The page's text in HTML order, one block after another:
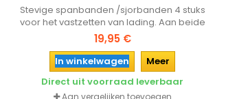
Stevige spanbanden /sjorbanden 4 stuks
voor het vastzetten van lading. Aan beide
kanten voorzien van een haak en ratel.
19,95 €
In winkelwagen
Meer
Direct uit voorraad leverbaar
Aan vergelijken toevoegen